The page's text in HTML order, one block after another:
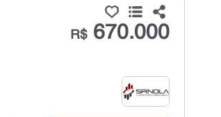
R$670.000